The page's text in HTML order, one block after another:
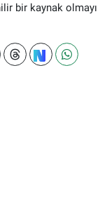
bir kaynak olmayı